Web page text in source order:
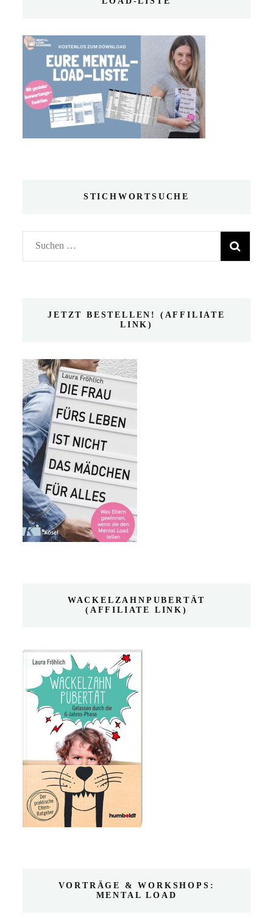
STICHWORTSUCHE
Suchen
nach:
JETZT BESTELLEN! (AFFILIATE
LINK)
WACKELZAHNPUBERTÄT
(AFFILIATE LINK)
VORTRÄGE & WORKSHOPS:
MENTAL LOAD